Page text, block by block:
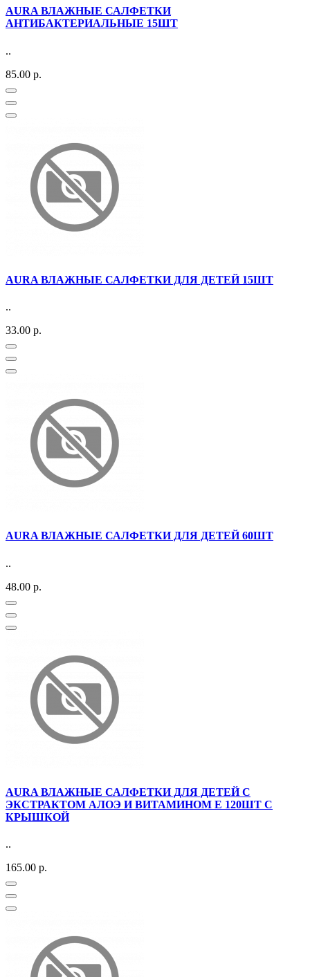
AURA ВЛАЖНЫЕ САЛФЕТКИ
АНТИБАКТЕРИАЛЬНЫЕ 15ШТ
..
85.00 р.
AURA ВЛАЖНЫЕ САЛФЕТКИ ДЛЯ ДЕТЕЙ 15ШТ
..
33.00 р.
AURA ВЛАЖНЫЕ САЛФЕТКИ ДЛЯ ДЕТЕЙ 60ШТ
..
48.00 р.
AURA ВЛАЖНЫЕ САЛФЕТКИ ДЛЯ ДЕТЕЙ С
ЭКСТРАКТОМ АЛОЭ И ВИТАМИНОМ Е 120ШТ С
КРЫШКОЙ
..
165.00 р.